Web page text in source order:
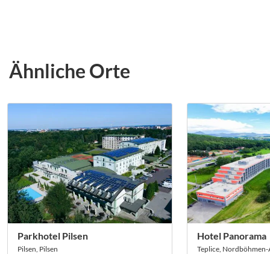
Ähnliche Orte
Parkhotel Pilsen
Pilsen, Pilsen
Hotel Panorama
Teplice, Nordböhmen-